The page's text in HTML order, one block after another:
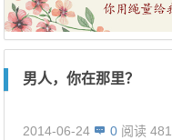
男人，你在那里？
2014-06-24 0 阅读 481